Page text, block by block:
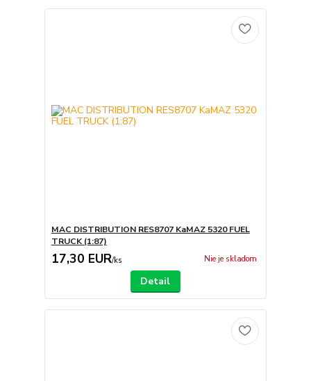
MAC DISTRIBUTION RES8707 KaMAZ 5320 FUEL
TRUCK (1:87)
17,30 EUR/ks Nie je skladom
Detail